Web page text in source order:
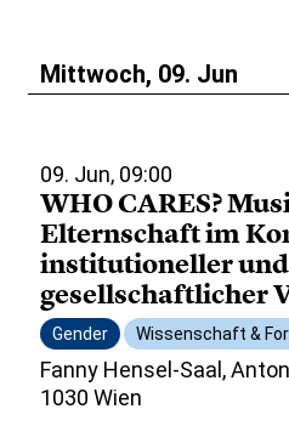
Mittwoch, 09. Jun
09. Jun, 09:00
WHO CARES?
Elternschaft im
institutioneller und
gesellschaftlicher
Gender Wissenschaft &
Fanny Hensel-Saal,
1030 Wien